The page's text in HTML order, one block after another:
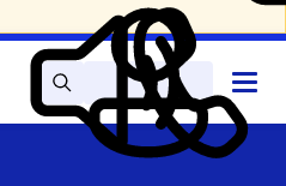
Zoek Lees
voor
Mijn
DNB
Contact